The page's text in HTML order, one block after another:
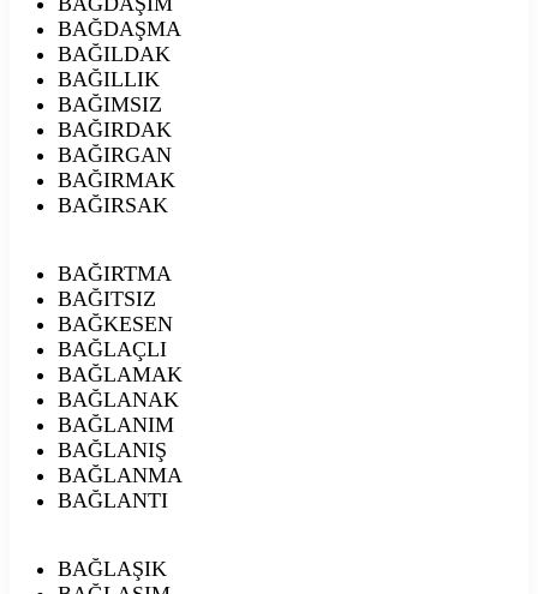
BAĞDAŞMA
BAĞILDAK
BAĞILLIK
BAĞIMSIZ
BAĞIRDAK
BAĞIRGAN
BAĞIRMAK
BAĞIRSAK
BAĞIRTMA
BAĞITSIZ
BAĞKESEN
BAĞLAÇLI
BAĞLAMAK
BAĞLANAK
BAĞLANIM
BAĞLANIŞ
BAĞLANMA
BAĞLANTI
BAĞLAŞIK